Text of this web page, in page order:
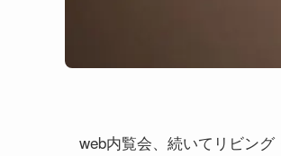
web内覧会、続いてリビン